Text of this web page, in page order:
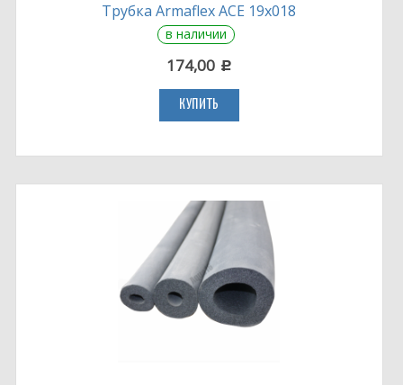
Трубка Armaflex ACE 19х018
в наличии
174,00 c
КУПИТЬ